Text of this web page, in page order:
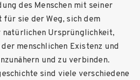
des Menschen mit seiner
sie der Weg, sich dem
natürlichen Ursprünglichkeit,
menschlichen Existenz und
und zu verbinden.
sind viele verschiedene